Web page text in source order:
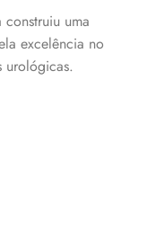
uma
excelência no
urológicas.